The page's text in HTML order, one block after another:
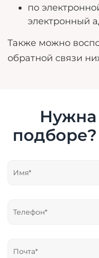
по
электронный
Также можно
обратной связи